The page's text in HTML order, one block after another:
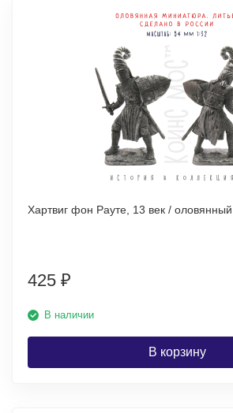
Хартвиг фон Рауте, 13
425 ₽
В наличии
В корзину